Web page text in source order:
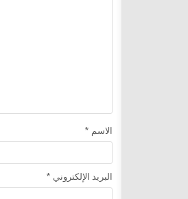
الاسم *
البريد الإلكتروني *